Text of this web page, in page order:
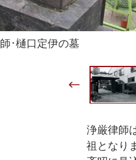
･樋口定伊の墓
浄厳律師
祖となり